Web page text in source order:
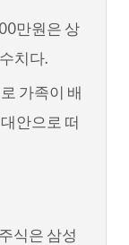
만원은 상
치다.
가족이 배
안으로 떠
식은 삼성